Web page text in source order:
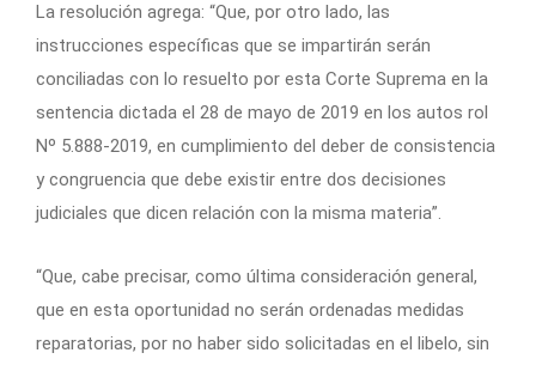
La resolución agrega: “Que, por otro lado, las
instrucciones específicas que se impartirán serán
conciliadas con lo resuelto por esta Corte Suprema en la
sentencia dictada el 28 de mayo de 2019 en los autos rol
Nº 5.888-2019, en cumplimiento del deber de consistencia
y congruencia que debe existir entre dos decisiones
judiciales que dicen relación con la misma materia”.
“Que, cabe precisar, como última consideración general,
que en esta oportunidad no serán ordenadas medidas
reparatorias, por no haber sido solicitadas en el libelo, sin